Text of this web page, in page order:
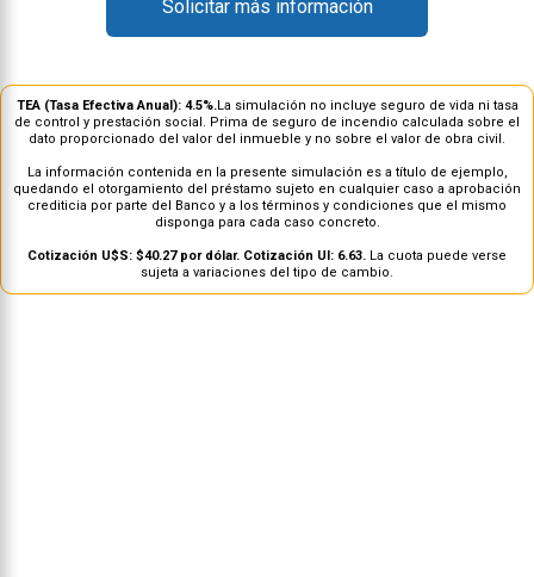
Solicitar más información
TEA (Tasa Efectiva Anual): 4.5%.La simulación no incluye seguro de vida ni tasa
de control y prestación social. Prima de seguro de incendio calculada sobre el
dato proporcionado del valor del inmueble y no sobre el valor de obra civil.
La información contenida en la presente simulación es a título de ejemplo,
quedando el otorgamiento del préstamo sujeto en cualquier caso a aprobación
crediticia por parte del Banco y a los términos y condiciones que el mismo
disponga para cada caso concreto.
Cotización U$S: $40.27 por dólar. Cotización UI: 6.63. La cuota puede verse
sujeta a variaciones del tipo de cambio.